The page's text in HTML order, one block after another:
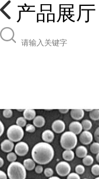
产品展厅